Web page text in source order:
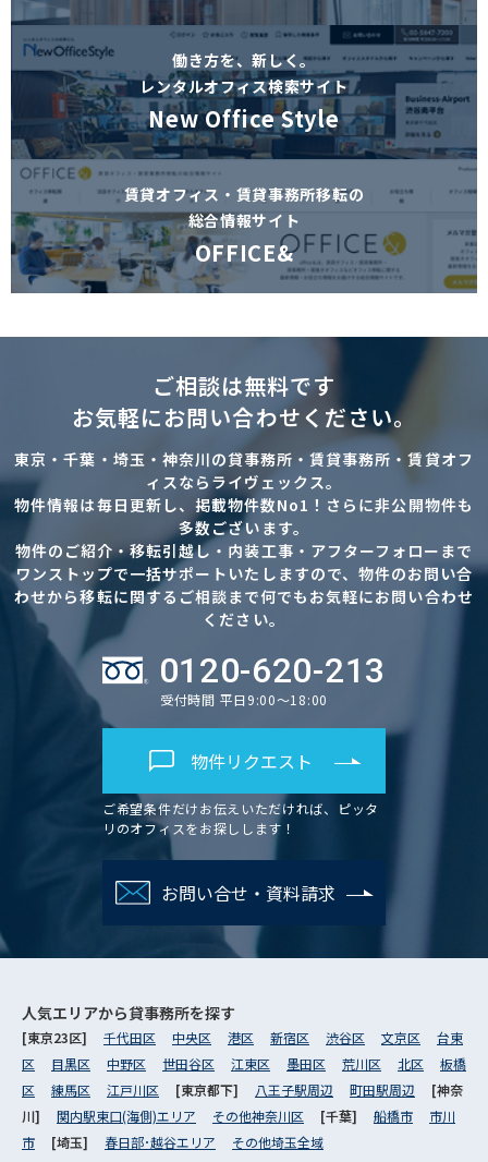
働き方を、新しく。
レンタルオフィス検索サイト
New Office Style
賃貸オフィス・賃貸事務所移転の
総合情報サイト
OFFICE&
ご相談は無料です
お気軽にお問い合わせください。
東京・千葉・埼玉・神奈川の貸事務所・賃貸事務所・賃貸オフ
ィスならライヴェックス。
物件情報は毎日更新し、掲載物件数No1！さらに非公開物件も
多数ございます。
物件のご紹介・移転引越し・内装工事・アフターフォローまで
ワンストップで一括サポートいたしますので、物件のお問い合
わせから移転に関するご相談まで何でもお気軽にお問い合わせ
ください。
0120-620-213
受付時間 平日9:00～18:00
物件リクエスト
ご希望条件だけお伝えいただければ、ピッタ
リのオフィスをお探しします！
お問い合せ・資料請求
人気エリアから貸事務所を探す
[東京23区] 千代田区 中央区 港区 新宿区 渋谷区 文京区
台東
区
目黒区 中野区 世田谷区 江東区 墨田区 荒川区 北区
板橋
区
練馬区 江戸川区 [東京都下] 八王子駅周辺 町田駅周辺
[神奈
川] 関内駅東口(海側)エリア その他神奈川区 [千葉] 船橋市
市川
市
[埼玉] 春日部･越谷エリア その他埼玉全域